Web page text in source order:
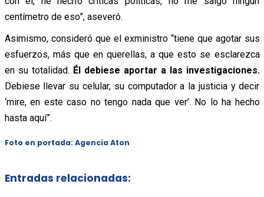
centímetro de eso”, aseveró.
Asimismo, consideró que el exministro “tiene que agotar sus
esfuerzos, más que en querellas, a que esto se esclarezca
en su totalidad. Él debiese aportar a las investigaciones.
Debiese llevar su celular, su computador a la justicia y decir
‘mire, en este caso no tengo nada que ver’. No lo ha hecho
hasta aquí”.
Foto en portada: Agencia Aton
Entradas relacionadas: